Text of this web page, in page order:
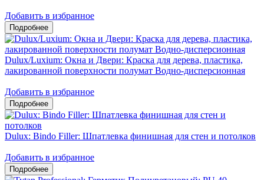
Добавить в избранное
Dulux/Luxium: Окна и Двери: Краска для дерева, пластика,
лакированной поверхности полумат Водно-дисперсионная
Добавить в избранное
Dulux: Bindo Filler: Шпатлевка финишная для стен и потолков
Добавить в избранное